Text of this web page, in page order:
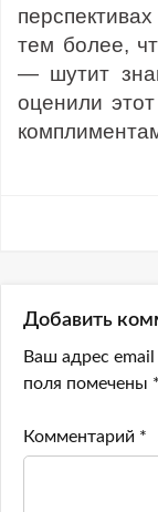
тем более,
— шутит
оценили
Добавить
Ваш адрес email
поля помечены *
Комментарий *